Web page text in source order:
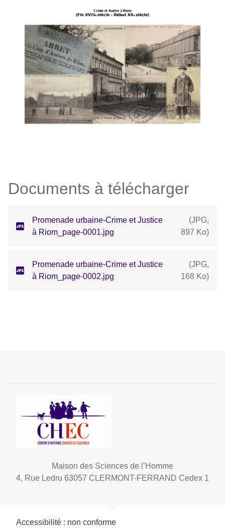
Documents à télécharger
Promenade urbaine-Crime et Justice
à Riom_page-0001.jpg
(JPG,
897 Ko)
Promenade urbaine-Crime et Justice
à Riom_page-0002.jpg
(JPG,
168 Ko)
Maison des Sciences de l’Homme
4, Rue Ledru 63057 CLERMONT-FERRAND Cedex 1
Accessibilité : non conforme